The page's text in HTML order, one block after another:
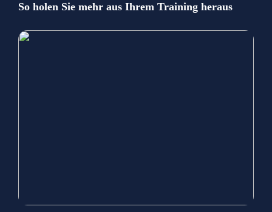
So holen Sie mehr aus Ihrem Training heraus